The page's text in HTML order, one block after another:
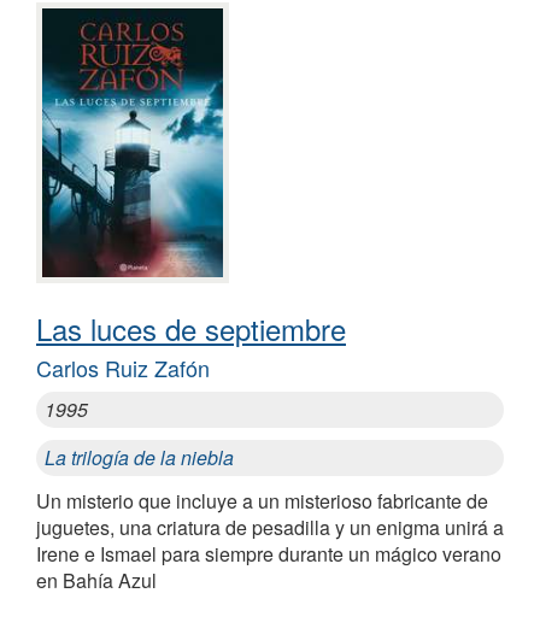
Las luces de septiembre
Carlos Ruiz Zafón
1995
La trilogía de la niebla
Un misterio que incluye a un misterioso fabricante de
juguetes, una criatura de pesadilla y un enigma unirá a
Irene e Ismael para siempre durante un mágico verano
en Bahía Azul